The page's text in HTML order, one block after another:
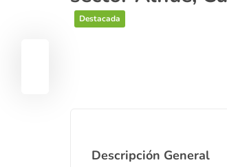
Destacada
Descripción General